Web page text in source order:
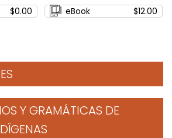
$0.00
eBook
$12.00
Y GRAMÁTICAS DE